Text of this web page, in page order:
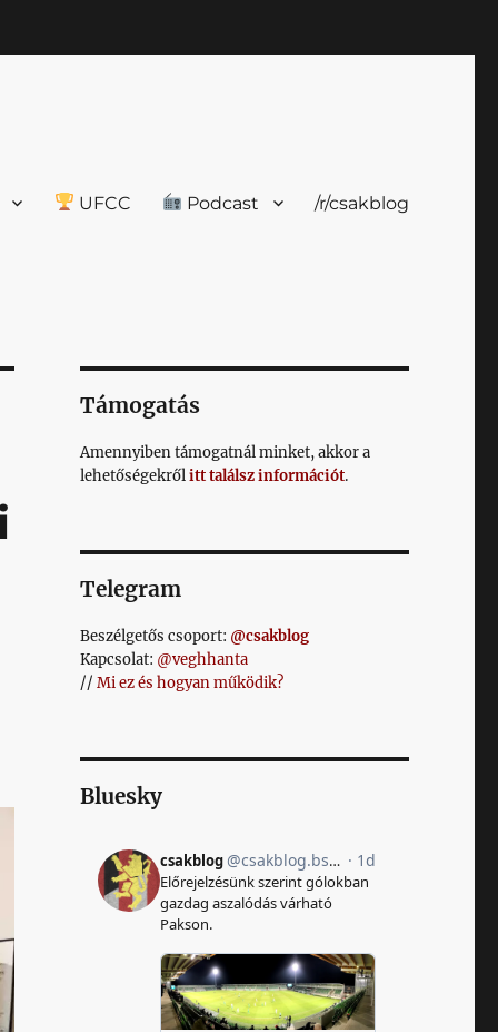
UFCC Podcast /r/csakblog
Támogatás
Amennyiben támogatnál minket, akkor a
lehetőségekrőlitt találsz információt.
Telegram
Beszélgetős csoport: @csakblog
Kapcsolat: @veghhanta
// Mi ez és hogyan működik?
Bluesky